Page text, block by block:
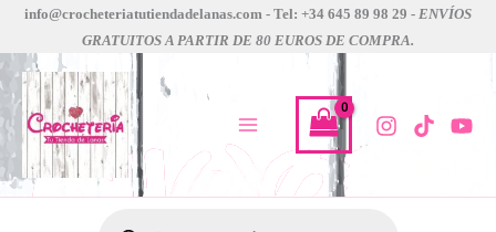
contenido
info@crocheteriatutiendadelanas.com - Tel: +34 645 89 98 29 - ENVÍOS
GRATUITOS A PARTIR DE 80 EUROS DE COMPRA.
estuche
chiaoGoo
13cms
de
2.75mm
a
10mm
cantidad